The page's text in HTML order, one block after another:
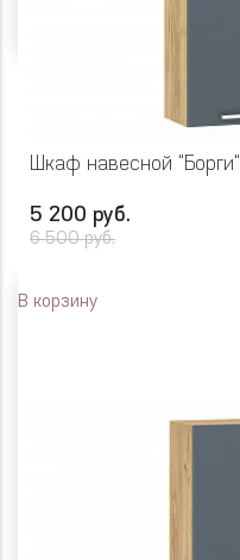
Шкаф навесной "Борги"
5 200 руб.
6 500 руб.
В корзину